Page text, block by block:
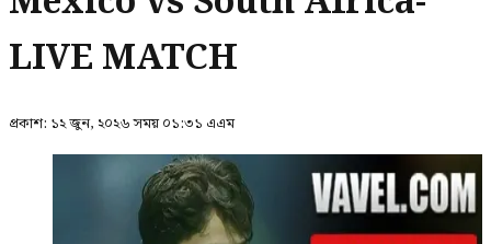
LIVE MATCH
প্রকাশ: ১২ জুন, ২০২৬ সময় ০১:৩১ এএম